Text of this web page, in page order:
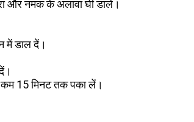
और नमक के अलावा घी डालें।
में डाल दें।
कम 15 मिनट तक पका लें।